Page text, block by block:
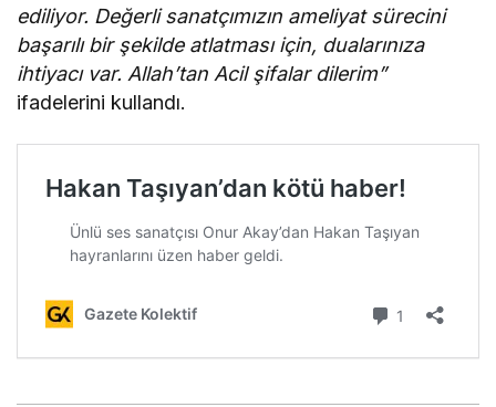
ediliyor. Değerli sanatçımızın ameliyat sürecini
başarılı bir şekilde atlatması için, dualarınıza
ihtiyacı var. Allah’tan Acil şifalar dilerim”
ifadelerini kullandı.